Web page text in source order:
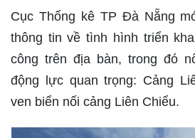
Cục Thống kê TP Đà Nẵng
thông tin về tình hình triển
công trên địa bàn, trong đó
động lực quan trọng: Cảng
ven biển nối cảng Liên Chiểu.